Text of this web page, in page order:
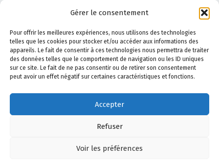
Gérer le consentement
Pour offrir les meilleures expériences, nous utilisons des technologies
telles que les cookies pour stocker et/ou accéder aux informations des
appareils. Le fait de consentir à ces technologies nous permettra de traiter
des données telles que le comportement de navigation ou les ID uniques
sur ce site. Le fait de ne pas consentir ou de retirer son consentement
peut avoir un effet négatif sur certaines caractéristiques et fonctions.
Accepter
Refuser
Voir les préférences
A propos de Safe Shooting–Le Blog–Politique de
confidentialité –Politique de cookies–Mentions légales
–Actualité–AppliTir–Contactez-nous
YouTube
Facebook
E-mail Back to top ↑